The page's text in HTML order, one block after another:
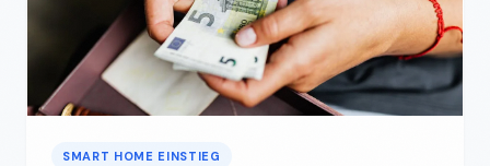
SMART HOME EINSTIEG